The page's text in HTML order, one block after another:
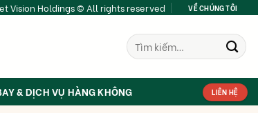
Vision Holdings © All rights reserved VỀ CHÚNG TÔI
Tìm
kiếm:
& DỊCH VỤ HÀNG KHÔNG LIÊN HỆ